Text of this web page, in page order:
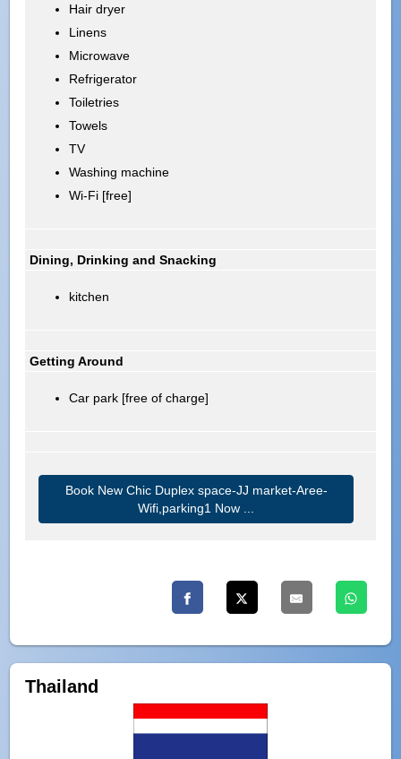
Hair dryer
Linens
Microwave
Refrigerator
Toiletries
Towels
TV
Washing machine
Wi-Fi [free]
Dining, Drinking and Snacking
kitchen
Getting Around
Car park [free of charge]
Book New Chic Duplex space-JJ market-Aree-
Wifi,parking1 Now ...
Thailand